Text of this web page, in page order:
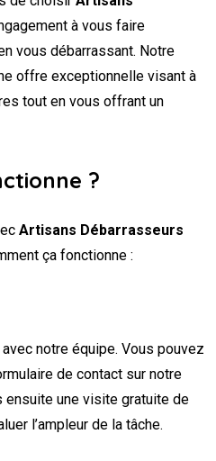
à vous faire
vous débarrassant. Notre
offre exceptionnelle visant à
tout en vous offrant un
?
Artisans Débarrasseurs
ça fonctionne :
notre équipe. Vous pouvez
de contact sur notre
une visite gratuite de
l’ampleur de la tâche.